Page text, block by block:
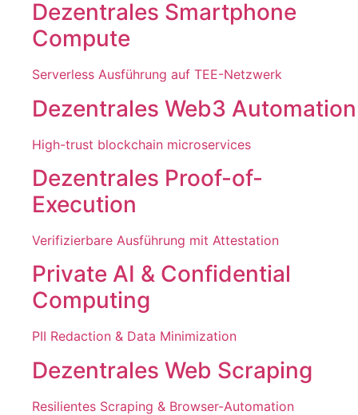
Dezentrales Smartphone
Compute
Serverless Ausführung auf TEE-Netzwerk
Dezentrales Web3 Automation
High-trust blockchain microservices
Dezentrales Proof-of-
Execution
Verifizierbare Ausführung mit Attestation
Private AI & Confidential
Computing
PII Redaction & Data Minimization
Dezentrales Web Scraping
Resilientes Scraping & Browser-Automation